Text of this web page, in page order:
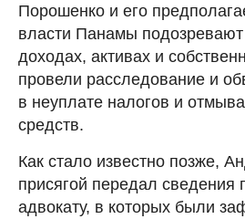
Порошенко и его
власти Панамы
доходах, активах и
провели расследование и
в неуплате налогов и
средств.
Как стало известно позже,
присягой передал сведения
адвокату, в которых были